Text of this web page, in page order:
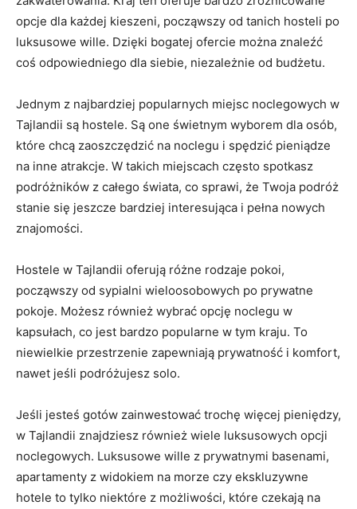
opcje ⁢dla⁣ każdej ⁤kieszeni, począwszy⁣ od tanich hosteli⁣ po
​luksusowe wille. Dzięki bogatej ofercie można znaleźć⁣
coś odpowiedniego‌ dla siebie, ⁣niezależnie ⁤od budżetu.
Jednym ‌z najbardziej popularnych miejsc noclegowych w
Tajlandii ⁢są hostele.‌ Są one świetnym wyborem ‍dla osób,
które chcą zaoszczędzić⁢ na ⁢noclegu i ⁢spędzić pieniądze
na inne atrakcje. W takich miejscach często spotkasz
podróżników z całego świata, co ​sprawi,‍ że Twoja podróż
⁢stanie się jeszcze bardziej interesująca i​ pełna nowych
znajomości.
Hostele w Tajlandii oferują różne rodzaje pokoi,​
począwszy od sypialni wieloosobowych po prywatne⁢
pokoje. ⁤Możesz również ⁢wybrać opcję⁤ noclegu w
kapsułach, co jest bardzo ‌popularne w tym kraju. To
niewielkie przestrzenie‍ zapewniają prywatność i komfort,
nawet jeśli podróżujesz solo.
Jeśli jesteś gotów zainwestować trochę więcej pieniędzy,
w Tajlandii znajdziesz⁢ również wiele​ luksusowych ⁣opcji
noclegowych. ⁢Luksusowe‍ wille ⁢z prywatnymi‍ basenami, ​
apartamenty z widokiem na morze czy ekskluzywne
hotele to tylko niektóre⁢ z możliwości, które czekają na